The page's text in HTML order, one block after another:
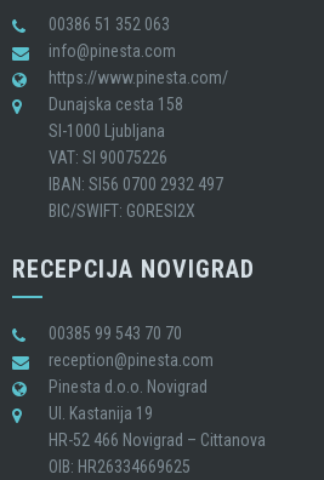
00386 51 352 063
info@pinesta.com
https://www.pinesta.com/
Dunajska cesta 158
SI-1000 Ljubljana
VAT: SI 90075226
IBAN: SI56 0700 2932 497
BIC/SWIFT: GORESI2X
RECEPCIJA NOVIGRAD
00385 99 543 70 70
reception@pinesta.com
Pinesta d.o.o. Novigrad
Ul. Kastanija 19
HR-52 466 Novigrad – Cittanova
OIB: HR26334669625